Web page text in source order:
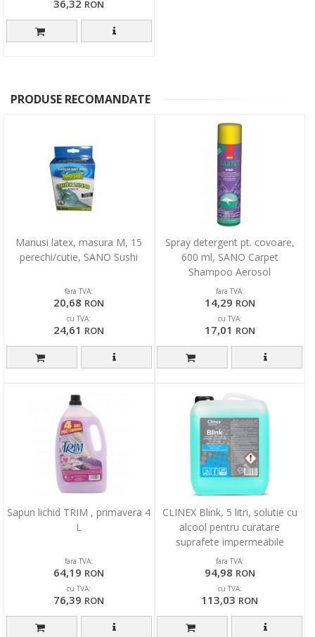
36,32 RON
PRODUSE RECOMANDATE
Manusi latex, masura M, 15
perechi/cutie, SANO Sushi
fara TVA:
20,68 RON
cu TVA:
24,61 RON
Spray detergent pt. covoare,
600 ml, SANO Carpet
Shampoo Aerosol
fara TVA:
14,29 RON
cu TVA:
17,01 RON
Sapun lichid TRIM , primavera 4
L
fara TVA:
64,19 RON
cu TVA:
76,39 RON
CLINEX Blink, 5 litri, solutie cu
alcool pentru curatare
suprafete impermeabile
fara TVA:
94,98 RON
cu TVA:
113,03 RON